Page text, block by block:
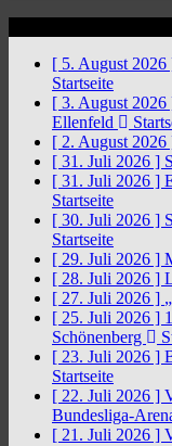
[ 5. August 2026
Startseite
[ 3. August 2026
Ellenfeld
[ 2. August 2026
[ 31. Juli 2026 ]
[ 31. Juli 2026 ]
Startseite
[ 30. Juli 2026 ]
Startseite
[ 29. Juli 2026 ]
[ 28. Juli 2026 ]
[ 27. Juli 2026 ]
[ 25. Juli 2026 ]
Schönenberg
[ 23. Juli 2026 ]
Startseite
[ 22. Juli 2026 ]
Bundesliga-
[ 21. Juli 2026 ]